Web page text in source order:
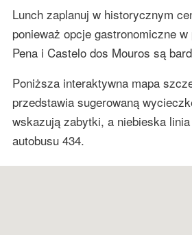
Lunch zaplanuj w historycznym
ponieważ opcje gastronomiczne
Pena i Castelo dos Mouros są
Poniższa interaktywna mapa
przedstawia sugerowaną
wskazują zabytki, a niebieska
autobusu 434.